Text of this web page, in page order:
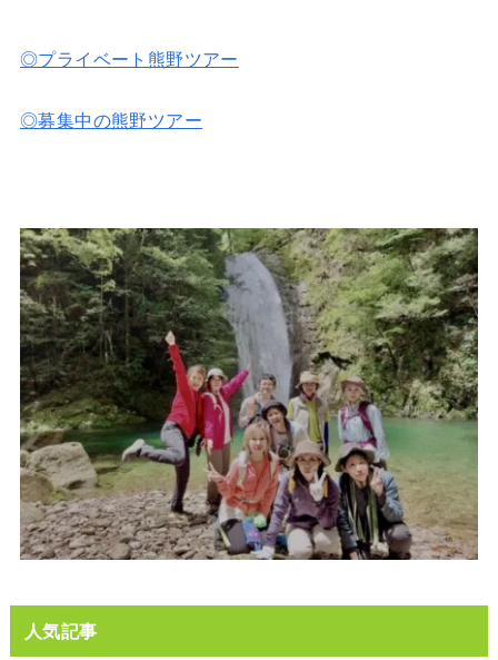
◎プライベート熊野ツアー
◎募集中の熊野ツアー
人気記事